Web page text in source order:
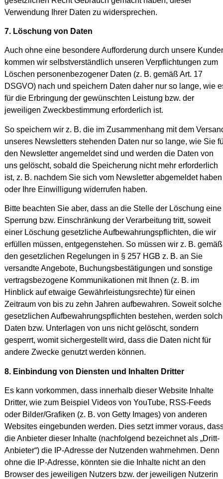
Verwendung Ihrer Daten zu widersprechen.
7. Löschung von Daten
Auch ohne eine besondere Aufforderung durch unsere
kommen wir selbstverständlich unseren Verpflichtungen zum
Löschen personenbezogener Daten (z. B. gemäß Art. 17
DSGVO) nach und speichern Daten daher nur so lange, wie
für die Erbringung der gewünschten Leistung bzw. der
jeweiligen Zweckbestimmung erforderlich ist.
So speichern wir z. B. die im Zusammenhang mit dem
unseres Newsletters stehenden Daten nur so lange, wie Sie
den Newsletter angemeldet sind und werden die Daten von
uns gelöscht, sobald die Speicherung nicht mehr erforderlich
ist, z. B. nachdem Sie sich vom Newsletter abgemeldet haben
oder Ihre Einwilligung widerrufen haben.
Bitte beachten Sie aber, dass an die Stelle der Löschung eine
Sperrung bzw. Einschränkung der Verarbeitung tritt, soweit
einer Löschung gesetzliche Aufbewahrungspflichten, die wir
erfüllen müssen, entgegenstehen. So müssen wir z. B. gemäß
den gesetzlichen Regelungen in § 257 HGB z. B. an Sie
versandte Angebote, Buchungsbestätigungen und sonstige
vertragsbezogene Kommunikationen mit Ihnen (z. B. im
Hinblick auf etwaige Gewährleistungsrechte) für einen
Zeitraum von bis zu zehn Jahren aufbewahren. Soweit solche
gesetzlichen Aufbewahrungspflichten bestehen, werden
Daten bzw. Unterlagen von uns nicht gelöscht, sondern
gesperrt, womit sichergestellt wird, dass die Daten nicht für
andere Zwecke genutzt werden können.
8. Einbindung von Diensten und Inhalten Dritter
Es kann vorkommen, dass innerhalb dieser Website Inhalte
Dritter, wie zum Beispiel Videos von YouTube, RSS-Feeds
oder Bilder/Grafiken (z. B. von Getty Images) von anderen
Websites eingebunden werden. Dies setzt immer voraus,
die Anbieter dieser Inhalte (nachfolgend bezeichnet als „Dritt-
Anbieter“) die IP-Adresse der Nutzenden wahrnehmen. Denn
ohne die IP-Adresse, könnten sie die Inhalte nicht an den
Browser des jeweiligen Nutzers bzw. der jeweiligen Nutzerin